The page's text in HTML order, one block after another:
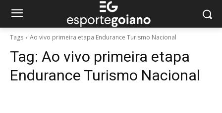
Tags Ao vivo primeira etapa Endurance Turismo Nacional
Tag: Ao vivo primeira etapa
Endurance Turismo Nacional